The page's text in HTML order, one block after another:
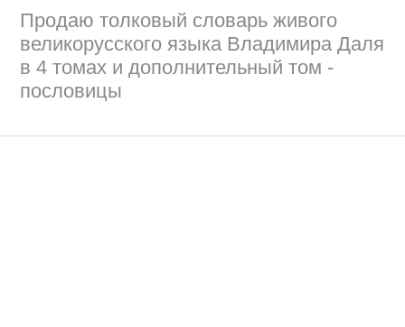
Продаю толковый словарь живого
великорусского языка Владимира Даля
в 4 томах и дополнительный том -
пословицы